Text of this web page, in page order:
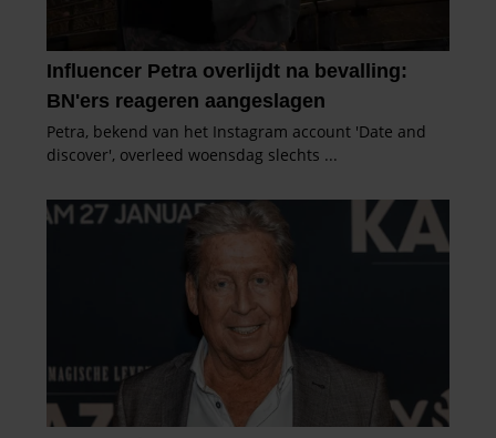
informatie die u aan ze heeft verstrekt of die ze hebben
verzameld op basis van uw gebruik van hun services. U
gaat akkoord met onze cookies als u onze website blijft
gebruiken.